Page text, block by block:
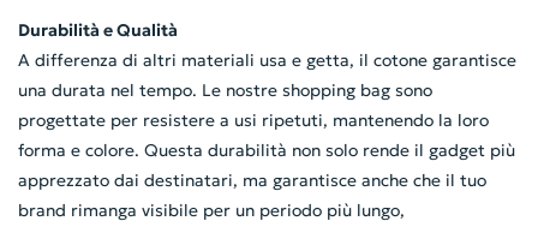
Durabilità e Qualità
A differenza di altri materiali usa e getta, il cotone garantisce
una durata nel tempo. Le nostre shopping bag sono
progettate per resistere a usi ripetuti, mantenendo la loro
forma e colore. Questa durabilità non solo rende il gadget più
apprezzato dai destinatari, ma garantisce anche che il tuo
brand rimanga visibile per un periodo più lungo,